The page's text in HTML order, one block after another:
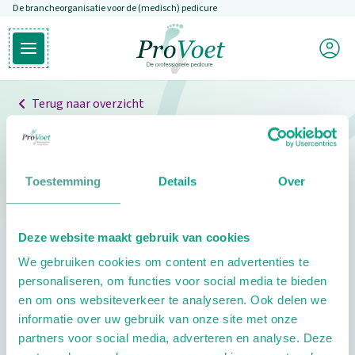
Toestemming Details Over
Deze website maakt gebruik van cookies
We gebruiken cookies om content en advertenties te
personaliseren, om functies voor social media te bieden
en om ons websiteverkeer te analyseren. Ook delen we
informatie over uw gebruik van onze site met onze
partners voor social media, adverteren en analyse. Deze
Overslaan en naar de inhoud gaan
De brancheorganisatie voor de (medisch) pedicure
Open hoofdmenu
Ga naar de homepagina
Mijn
Terug naar overzicht
Professionals
Pedicure niet gevonden
pedicure.